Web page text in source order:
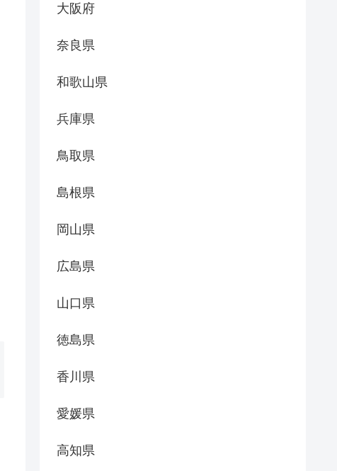
大阪府
奈良県
和歌山県
兵庫県
鳥取県
島根県
岡山県
広島県
山口県
徳島県
香川県
愛媛県
高知県